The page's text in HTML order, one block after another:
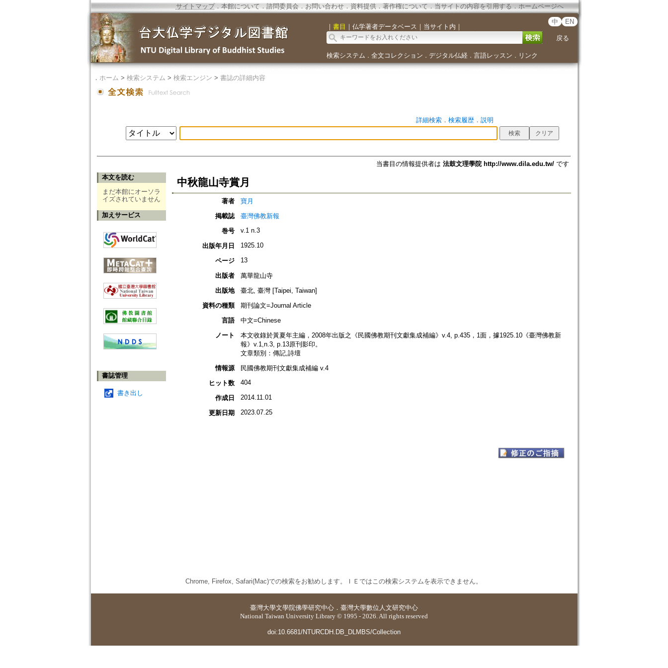
サイトマップ．本館について ． 諮問委員会． お問い合わせ． 資料提供． 著作権について．当サイトの内容を引用する ． ホームページへ
｜ 書目 ｜ 仏学著者データベース ｜ 当サイト内 ｜
中 EN
戻る
検索システム ． 全文コレクション ． デジタル仏経． 言語レッスン ． リンク
． ホーム > 検索システム > 検索エンジン > 書誌の詳細内容
詳細検索． 検索履歴． 説明
当書目の情報提供者は 法鼓文理學院 http://www.dila.edu.tw/です
本文を読む
まだ本館にオーソラ
イズされていません
加えサービス
書誌管理
書き出し
中秋龍山寺賞月
著者
寶月
掲載誌
臺灣佛教新報
巻号
v.1 n.3
出版年月日 1925.10
ページ 13
出版者
萬華龍山寺
出版地
臺北, 臺灣 [Taipei, Taiwan]
資料の種類
期刊論文=Journal Article
言語
中文=Chinese
ノート
本文收錄於黃夏年主編，2008年出版之《民國佛教期刊文獻集成補編》v.4, p.435，1面，據1925.10《臺灣佛教新
報》v.1,n.3, p.13原刊影印。
文章類別：傳記,詩壇
情報源
民國佛教期刊文獻集成補編 v.4
ヒット数
404
作成日 2014.11.01
更新日期 2023.07.25
Chrome, Firefox, Safari(Mac)での検索をお勧めします。ＩＥではこの検索システムを表示できません。
臺灣大學文學院佛學研究中心 ． 臺灣大學數位人文研究中心
National Taiwan University Library © 1995 - 2026. All rights reserved
doi:10.6681/NTURCDH.DB_DLMBS/Collection